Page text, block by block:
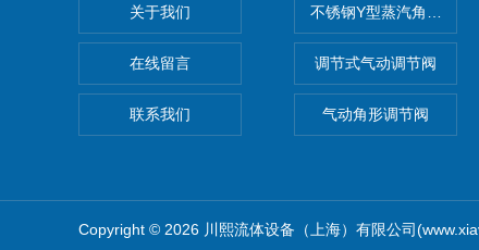
关于我们
在线留言
联系我们
不锈钢Y型蒸汽角座阀
调节式气动调节阀
气动角形调节阀
Copyright © 2026 川熙流体设备（上海）有限公司